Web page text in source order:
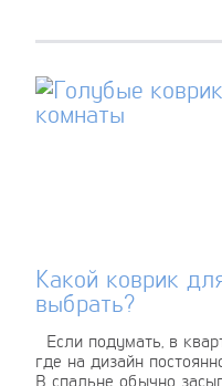
Какой коврик
выбрать?
Если подумать, в
где на дизайн
В спальне обычно